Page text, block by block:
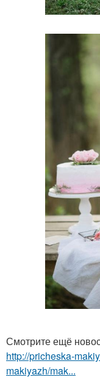
Смотрите ещё
http://pricheska-
makiyazh/mak...